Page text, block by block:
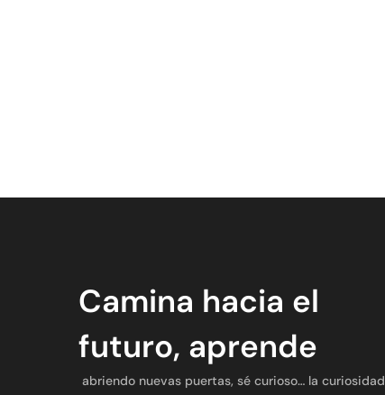
Camina hacia el
futuro, aprende
abriendo nuevas puertas, sé curioso… la curiosidad